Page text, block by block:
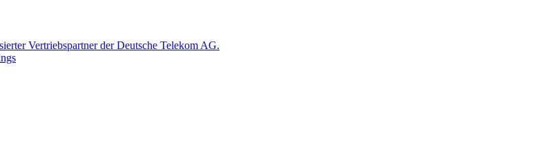
Vertriebspartner der Deutsche Telekom AG.